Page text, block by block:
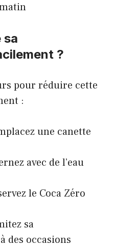
sa
?
pour réduire cette
:
une canette
avec de l’eau
le Coca Zéro
sa
des occasions